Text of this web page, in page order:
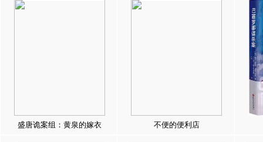
盛唐诡案组：黄泉的嫁衣 不便的便利店